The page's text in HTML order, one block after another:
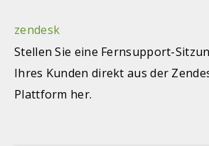
zendesk
Stellen Sie eine Fernsupport-
Ihres Kunden direkt aus der
Plattform her.